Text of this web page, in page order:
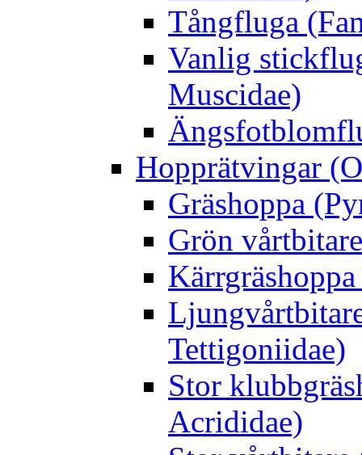
Tångfluga
Vanlig
Muscidae)
Hopprätvingar
Gräshoppa
Grön
Tettigoniidae)
Stor
Acrididae)